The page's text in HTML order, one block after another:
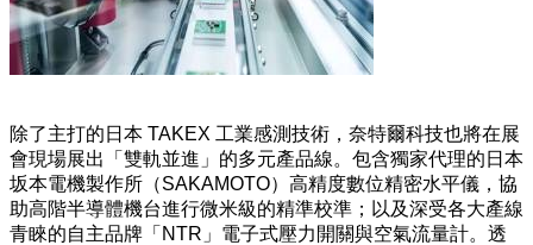
除了主打的日本 TAKEX 工業感測技術，奈特爾科技也將在展
會現場展出「雙軌並進」的多元產品線。包含獨家代理的日本
坂本電機製作所（SAKAMOTO）高精度數位精密水平儀，協
助高階半導體機台進行微米級的精準校準；以及深受各大產線
青睞的自主品牌「NTR」電子式壓力開關與空氣流量計。透